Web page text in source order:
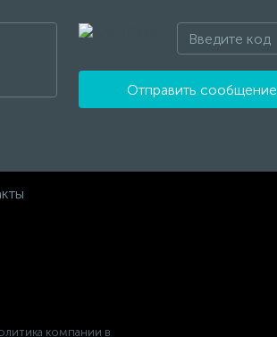
Отправить сообщение
компании в